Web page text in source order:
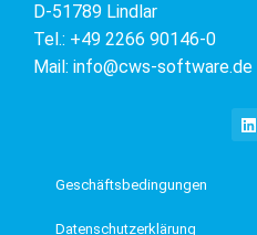
D-51789 Lindlar
Tel.: +49 2266 90146-0
Mail: info@cws-software.de
L
i
n
Geschäftsbedingungen
Datenschutzerklärung